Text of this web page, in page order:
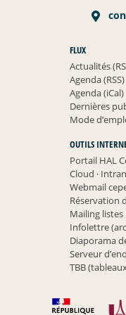
FLUX
Actualités
Agenda (RSS)
Agenda (iCal)
Dernières
Mode
OUTILS
Portail HAL
Cloud ·
Webmail
Réservation
Mailing
Infolettre
Diaporama
Serveur
TBB